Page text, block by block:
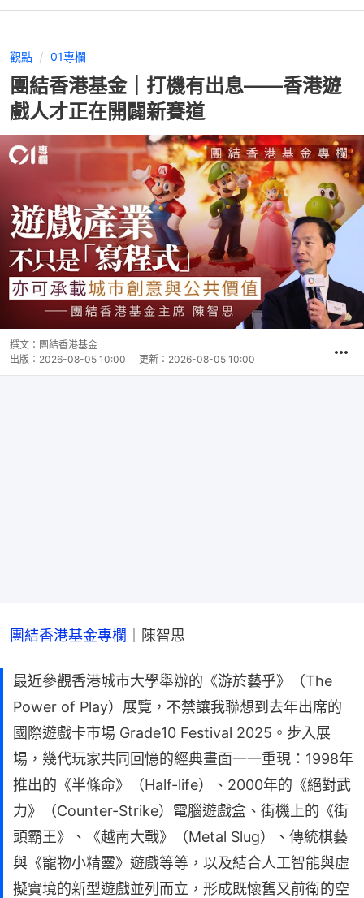
觀點 01專欄
團結香港基金｜打機有出息——香港遊
戲人才正在開闢新賽道
撰文： 團結香港基金
出版： 2026-08-05 10:00 更新： 2026-08-05 10:00
團結香港基金專欄 ｜陳智思
最近參觀香港城市大學舉辦的《游於藝乎》（The
Power of Play）展覽，不禁讓我聯想到去年出席的
國際遊戲卡市場 Grade10 Festival 2025。步入展
場，幾代玩家共同回憶的經典畫面一一重現：1998年
推出的《半條命》（Half-life）、2000年的《絕對武
力》（Counter-Strike）電腦遊戲盒、街機上的《街
頭霸王》、《越南大戰》（Metal Slug）、傳統棋藝
與《寵物小精靈》遊戲等等，以及結合人工智能與虛
擬實境的新型遊戲並列而立，形成既懷舊又前衛的空